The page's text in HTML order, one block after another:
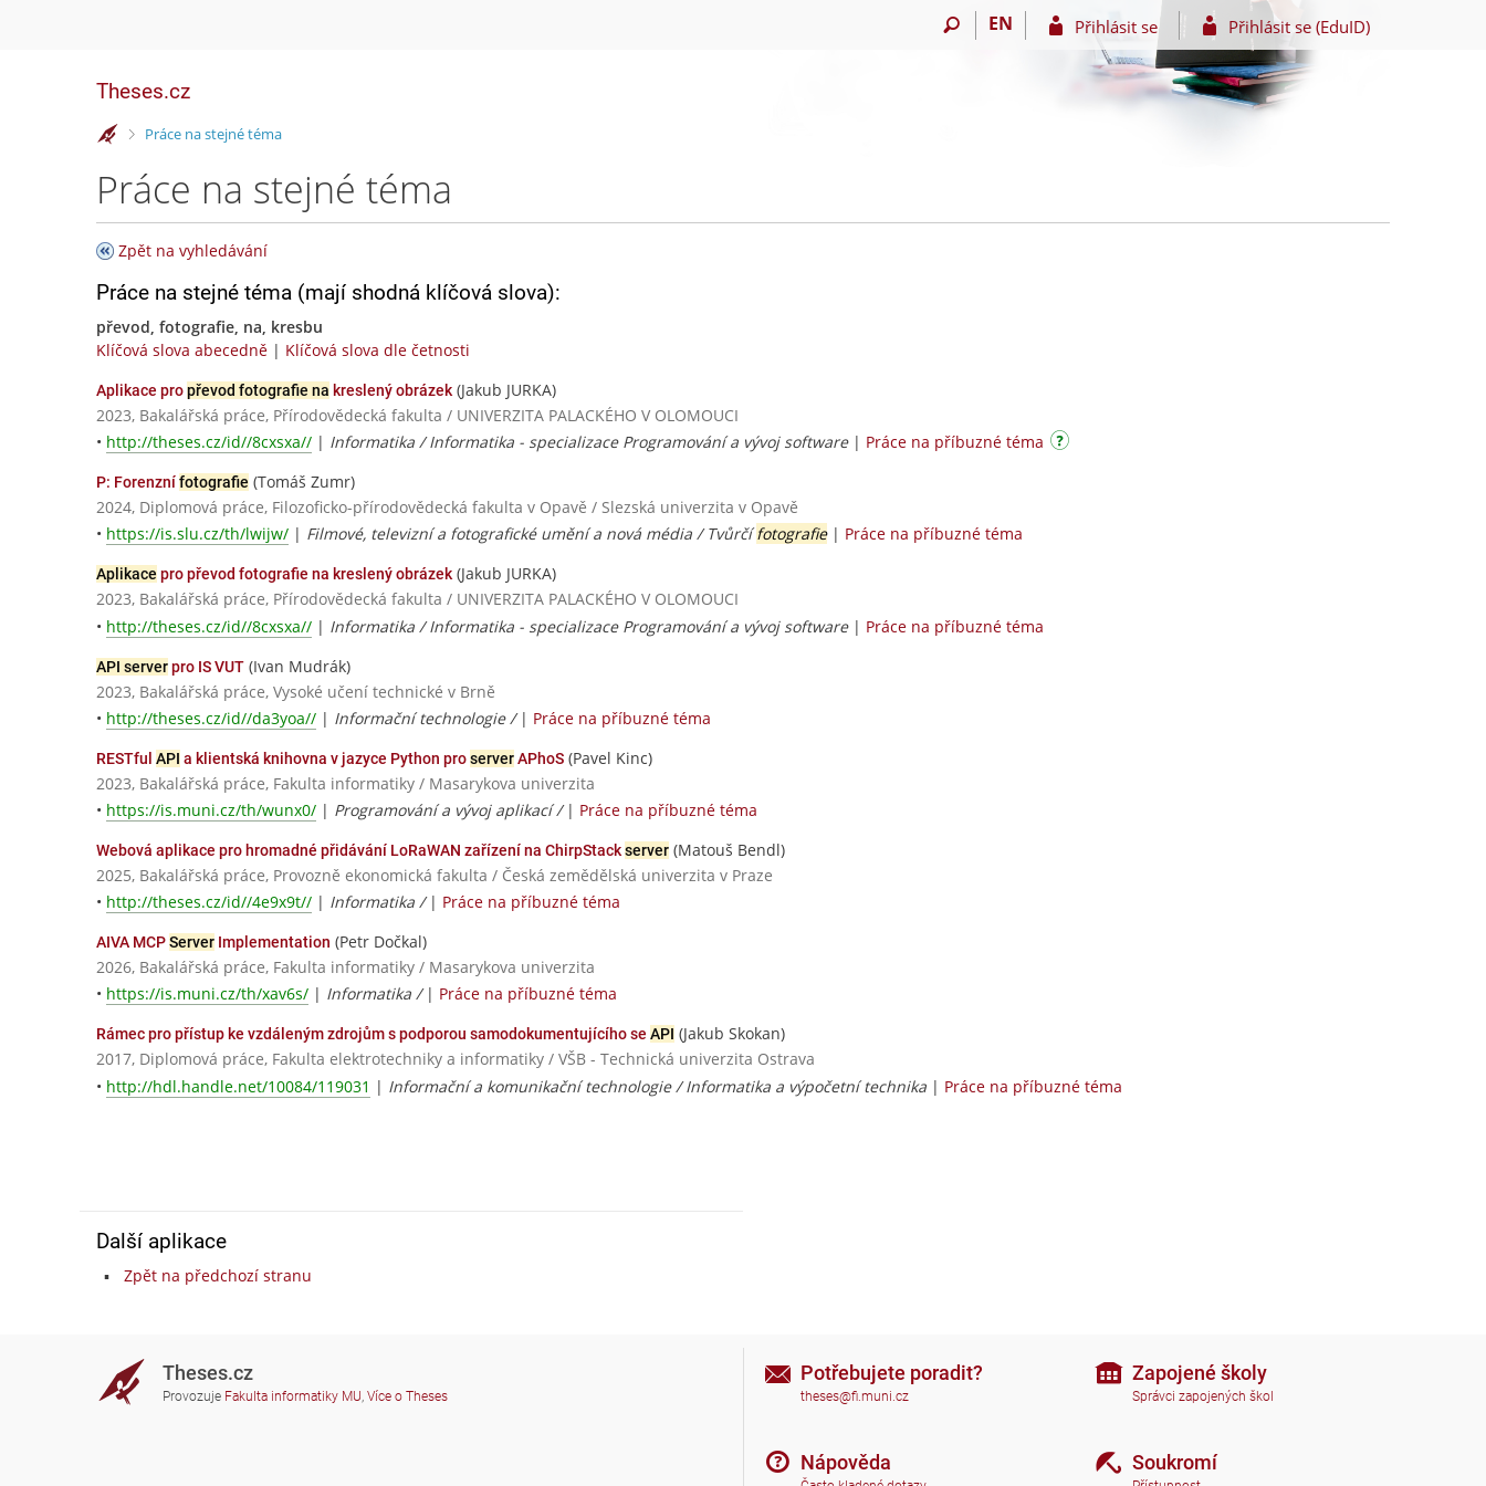
EN Přihlásit se Přihlásit se (EduID)
Theses.cz
>Práce na stejné téma
Práce na stejné téma
Zpět na vyhledávání
Práce na stejné téma (mají shodná klíčová slova):
převod, fotografie, na, kresbu
Klíčová slova abecedně | Klíčová slova dle četnosti
Aplikace propřevod fotografie na kreslený obrázek(Jakub JURKA)
2023, Bakalářská práce, Přírodovědecká fakulta / UNIVERZITA PALACKÉHO V OLOMOUCI
• http://theses.cz/id//8cxsxa// | Informatika / Informatika - specializace Programování a vývoj software| Práce na příbuzné téma
P: Forenznífotografie (Tomáš Zumr)
2024, Diplomová práce, Filozoficko-přírodovědecká fakulta v Opavě / Slezská univerzita v Opavě
• https://is.slu.cz/th/lwijw/ | Filmové, televizní a fotografické umění a nová média / Tvůrčífotografie| Práce na příbuzné téma
Aplikace pro převod fotografie na kreslený obrázek(Jakub JURKA)
2023, Bakalářská práce, Přírodovědecká fakulta / UNIVERZITA PALACKÉHO V OLOMOUCI
• http://theses.cz/id//8cxsxa// | Informatika / Informatika - specializace Programování a vývoj software| Práce na příbuzné téma
API serverpro IS VUT (Ivan Mudrák)
2023, Bakalářská práce, Vysoké učení technické v Brně
• http://theses.cz/id//da3yoa// | Informační technologie / | Práce na příbuzné téma
RESTful API a klientská knihovna v jazyce Python proserverAPhoS (Pavel Kinc)
2023, Bakalářská práce, Fakulta informatiky / Masarykova univerzita
• https://is.muni.cz/th/wunx0/ | Programování a vývoj aplikací / | Práce na příbuzné téma
Webová aplikace pro hromadné přidávání LoRaWAN zařízení na ChirpStackserver (Matouš Bendl)
2025, Bakalářská práce, Provozně ekonomická fakulta / Česká zemědělská univerzita v Praze
• http://theses.cz/id//4e9x9t// | Informatika / | Práce na příbuzné téma
AIVA MCPServer Implementation (Petr Dočkal)
2026, Bakalářská práce, Fakulta informatiky / Masarykova univerzita
• https://is.muni.cz/th/xav6s/ | Informatika / | Práce na příbuzné téma
Rámec pro přístup ke vzdáleným zdrojům s podporou samodokumentujícího se API (Jakub Skokan)
2017, Diplomová práce, Fakulta elektrotechniky a informatiky / VŠB - Technická univerzita Ostrava
• http://hdl.handle.net/10084/119031 | Informační a komunikační technologie / Informatika a výpočetní technika | Práce na příbuzné téma
Další aplikace
Zpět na předchozí stranu
Theses.cz
Provozuje Fakulta informatiky MU, Více o Theses
Potřebujete poradit?
theses@fi.muni.cz
Nápověda
Zapojené školy
Správci zapojených škol
Soukromí